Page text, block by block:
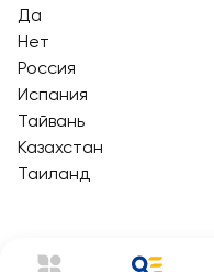
Да
Нет
Россия
Испания
Тайвань
Казахстан
Таиланд